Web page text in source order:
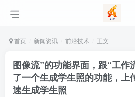
首页 新闻资讯 前沿技术 正文
图像流”的功能界面，跟“工作
了一个生成学生照的功能，上
速生成学生照